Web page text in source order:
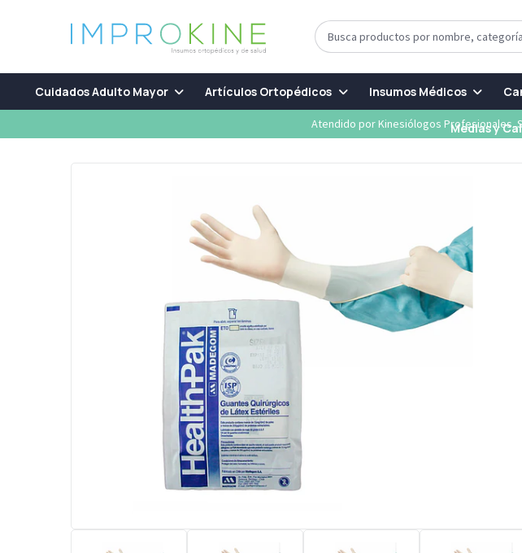
Cuidados Adulto Mayor Artículos Ortopédicos Insumos Médicos
Medias y
Atendido por Kinesiólogos Profesionales.